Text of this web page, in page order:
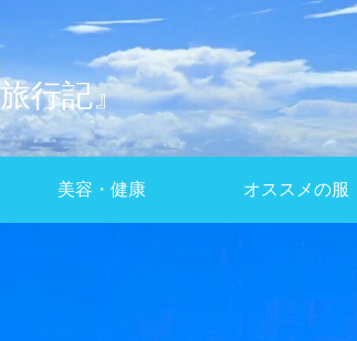
行記』
美容・健康 オススメの服